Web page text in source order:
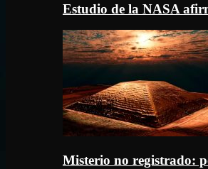
Estudio de la NASA
Misterio no registrado: